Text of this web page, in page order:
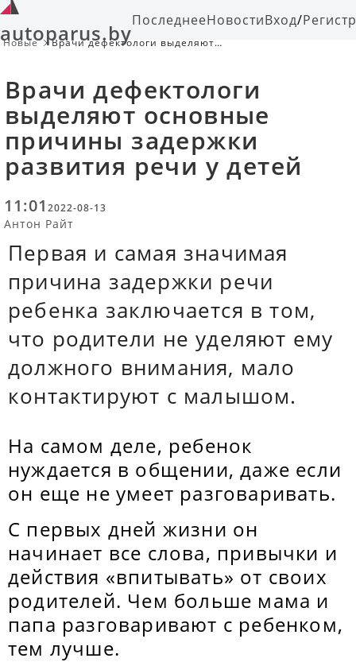
autoparus.byПоследнееНовостиВход/
Новые
Врачи дефектологи выделяют
Врачи дефектологи
выделяют основные
причины задержки
развития речи у детей
11:01 2022-08-13
Антон Райт
Первая и самая значимая
причина задержки речи
ребенка заключается в том,
что родители не уделяют ему
должного внимания, мало
контактируют с малышом.
На самом деле, ребенок
нуждается в общении, даже если
он еще не умеет разговаривать.
С первых дней жизни он
начинает все слова, привычки и
действия «впитывать» от своих
родителей. Чем больше мама и
папа разговаривают с ребенком,
тем лучше.